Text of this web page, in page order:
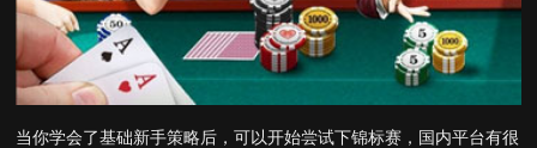
当你学会了基础新手策略后，可以开始尝试下锦标赛，国内平台有很